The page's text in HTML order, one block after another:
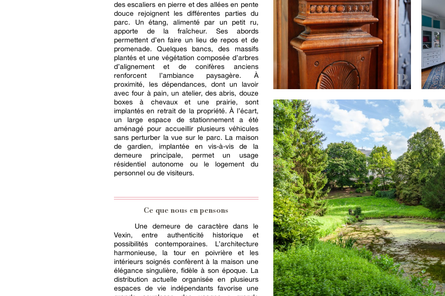
des escaliers en pierre et des allées en pente
douce rejoignent les différentes parties du
parc. Un étang, alimenté par un petit ru,
apporte de la fraîcheur. Ses abords
permettent d’en faire un lieu de repos et de
promenade. Quelques bancs, des massifs
plantés et une végétation composée d’arbres
d’alignement et de conifères anciens
renforcent l’ambiance paysagère. À
proximité, les dépendances, dont un lavoir
avec four à pain, un atelier, des abris, douze
boxes à chevaux et une prairie, sont
implantés en retrait de la propriété. À l’écart,
un large espace de stationnement a été
aménagé pour accueillir plusieurs véhicules
sans perturber la vue sur le parc. La maison
de gardien, implantée en vis-à-vis de la
demeure principale, permet un usage
résidentiel autonome ou le logement du
personnel ou de visiteurs.
Ce que nous en pensons
Une demeure de caractère dans le
Vexin, entre authenticité historique et
possibilités contemporaines. L’architecture
harmonieuse, la tour en poivrière et les
intérieurs soignés confèrent à la maison une
élégance singulière, fidèle à son époque. La
distribution actuelle organisée en plusieurs
espaces de vie indépendants favorise une